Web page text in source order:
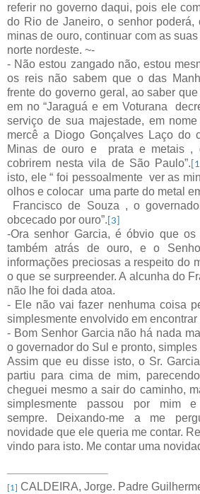
referir no governo daqui, pois ele
do Rio de Janeiro, o senhor poderá,
minas de ouro, continuar com as
norte nordeste. ~-
- Não estou zangado não, estou
os reis não sabem que o das
frente do governo geral, ao saber
em no “Jaraguá e em Voturana
serviço de sua majestade, em
mercê a Diogo Gonçalves Laço do
Minas de ouro e
prata e metais ,
cobrirem nesta vila de São Paulo”. [1]
isto, ele “ foi pessoalmente ver as
olhos e colocar uma parte do metal
Francisco de Souza , o
obcecado por ouro”. [3]
-Ora senhor Garcia, é óbvio que
também atrás de ouro, e o
informações preciosas a respeito do
o que se surpreender. A alcunha do
não lhe foi dada atoa.
- Ele não vai fazer nenhuma coisa
simplesmente envolvido em encontrar
- Bom Senhor Garcia não há nada
o governador do Sul e pronto, simples
Assim que eu disse isto, o Sr.
partiu para cima de mim,
cheguei mesmo a sair do caminho,
simplesmente passou por mim e
sempre. Deixando-me a me
novidade que ele queria me contar.
vindo para isto. Me contar uma
[1] CALDEIRA, Jorge. Padre